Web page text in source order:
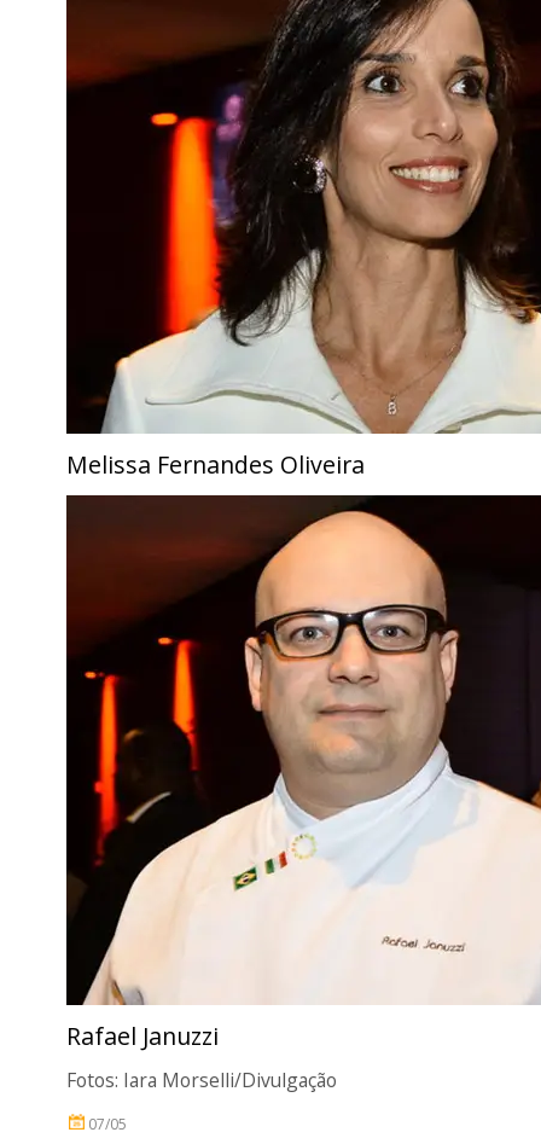
Melissa Fernandes Oliveira
Rafael Januzzi
Fotos: Iara Morselli/Divulgação
07/05